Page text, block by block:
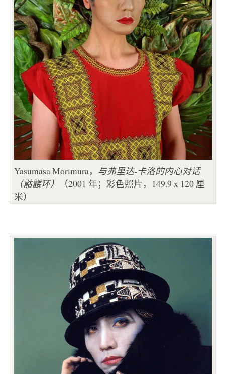
Yasumasa Morimura， 与弗里达-卡洛的内心对话
（骷髅环）
（2001 年；彩色照片，149.9 x 120 厘
米）